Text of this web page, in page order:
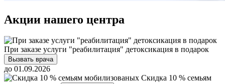
Акции нашего центра
При заказе услуги "реабилитация" детоксикация в подарок
Вызвать врача
до 01.09.2026
Скидка 10 % семьям